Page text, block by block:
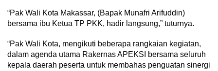
“Pak Wali Kota Makassar, (Bapak Munafri Arifuddin)
bersama ibu Ketua TP PKK, hadir langsung,” tuturnya.
“Pak Wali Kota, mengikuti beberapa rangkaian kegiatan,
dalam agenda utama Rakernas APEKSI bersama seluruh
kepala daerah peserta untuk membahas penguatan sinergi